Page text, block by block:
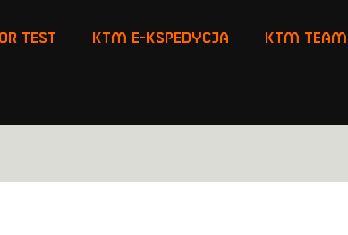
Test KTM E-KSPEDYCJA KTM TEAM